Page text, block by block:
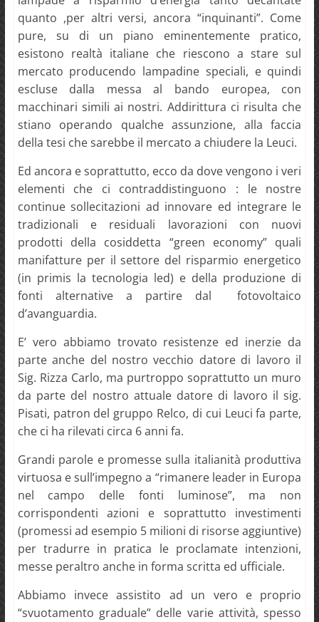
quanto ,per altri versi, ancora “inquinanti”. Come
pure, su di un piano eminentemente pratico,
esistono realtà italiane che riescono a stare sul
mercato producendo lampadine speciali, e quindi
escluse dalla messa al bando europea, con
macchinari simili ai nostri. Addirittura ci risulta che
stiano operando qualche assunzione, alla faccia
della tesi che sarebbe il mercato a chiudere la Leuci.
Ed ancora e soprattutto, ecco da dove vengono i veri
elementi che ci contraddistinguono : le nostre
continue sollecitazioni ad innovare ed integrare le
tradizionali e residuali lavorazioni con nuovi
prodotti della cosiddetta “green economy” quali
manifatture per il settore del risparmio energetico
(in primis la tecnologia led) e della produzione di
fonti alternative a partire dal fotovoltaico
d’avanguardia.
E’ vero abbiamo trovato resistenze ed inerzie da
parte anche del nostro vecchio datore di lavoro il
Sig. Rizza Carlo, ma purtroppo soprattutto un muro
da parte del nostro attuale datore di lavoro il sig.
Pisati, patron del gruppo Relco, di cui Leuci fa parte,
che ci ha rilevati circa 6 anni fa.
Grandi parole e promesse sulla italianità produttiva
virtuosa e sull’impegno a “rimanere leader in Europa
nel campo delle fonti luminose”, ma non
corrispondenti azioni e soprattutto investimenti
(promessi ad esempio 5 milioni di risorse aggiuntive)
per tradurre in pratica le proclamate intenzioni,
messe peraltro anche in forma scritta ed ufficiale.
Abbiamo invece assistito ad un vero e proprio
“svuotamento graduale” delle varie attività, spesso